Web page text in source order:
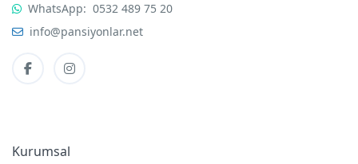
WhatsApp: 0532 489 75 20
info@pansiyonlar.net
Kurumsal